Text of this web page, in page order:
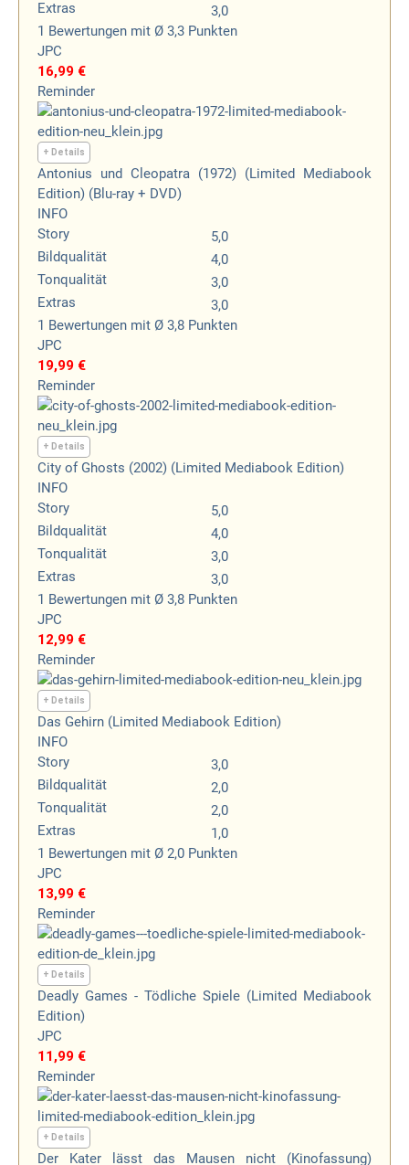
Extras
3,0
1 Bewertungen mit Ø 3,3 Punkten
JPC
16,99 €
Reminder
+ Details
Antonius und Cleopatra (1972) (Limited Mediabook
Edition) (Blu-ray + DVD)
INFO
Story
5,0
Bildqualität
4,0
Tonqualität
3,0
Extras
3,0
1 Bewertungen mit Ø 3,8 Punkten
JPC
19,99 €
Reminder
+ Details
City of Ghosts (2002) (Limited Mediabook Edition)
INFO
Story
5,0
Bildqualität
4,0
Tonqualität
3,0
Extras
3,0
1 Bewertungen mit Ø 3,8 Punkten
JPC
12,99 €
Reminder
+ Details
Das Gehirn (Limited Mediabook Edition)
INFO
Story
3,0
Bildqualität
2,0
Tonqualität
2,0
Extras
1,0
1 Bewertungen mit Ø 2,0 Punkten
JPC
13,99 €
Reminder
+ Details
Deadly Games - Tödliche Spiele (Limited Mediabook
Edition)
JPC
11,99 €
Reminder
+ Details
Der Kater lässt das Mausen nicht (Kinofassung)